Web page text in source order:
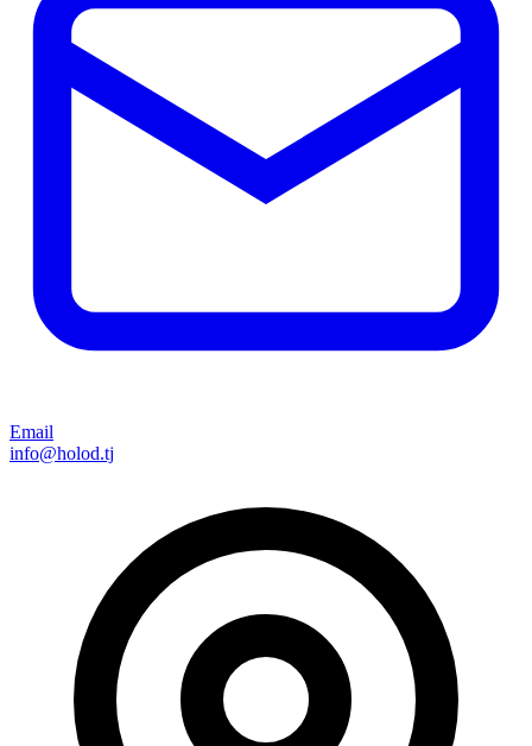
Email
info@holod.tj